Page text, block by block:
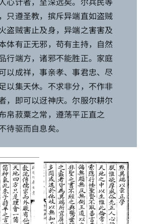
只遵圣教，摈斥异端直如盗贼
盗贼害止及身，异端之害害及
体有正无邪，苟有主持，自然
行端方，诸邪不能胜正。家庭
以成祥，事亲孝、事君忠、尽
以集天休。不求非分，不作非
，即可以迓神庆。尔服尔耕尔
帛菽粟之常，遵荡平正直之
待驱而自息矣。